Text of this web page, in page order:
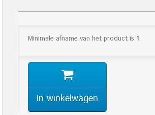
Minimale afname van het product is 1
In winkelwagen